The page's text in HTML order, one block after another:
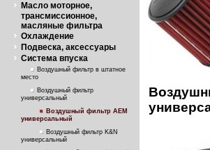
Масло моторное,
трансмиссионное,
масляные фильтра
Охлаждение
Подвеска, аксессуары
Система впуска
Воздушный фильтр в штатное
место
Воздушный фильтр
универсальный
Воздушный фильтр AEM
универсальный
Воздушный фильтр K&N
универсальный